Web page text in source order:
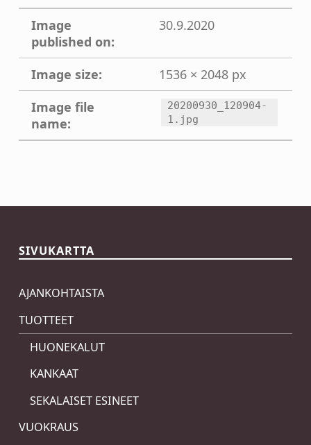
Image
published on:
30.9.2020
Image size:
1536 × 2048 px
Image file
name:
20200930_120904-
1.jpg
SIVUKARTTA
AJANKOHTAISTA
TUOTTEET
HUONEKALUT
KANKAAT
SEKALAISET ESINEET
VUOKRAUS